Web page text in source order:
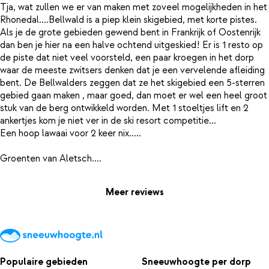
Tja, wat zullen we er van maken met zoveel mogelijkheden in het
Rhonedal....Bellwald is a piep klein skigebied, met korte pistes.
Als je de grote gebieden gewend bent in Frankrijk of Oostenrijk
dan ben je hier na een halve ochtend uitgeskied! Er is 1 resto op
de piste dat niet veel voorsteld, een paar kroegen in het dorp
waar de meeste zwitsers denken dat je een vervelende afleiding
bent. De Bellwalders zeggen dat ze het skigebied een 5-sterren
gebied gaan maken , maar goed, dan moet er wel een heel groot
stuk van de berg ontwikkeld worden. Met 1 stoeltjes lift en 2
ankertjes kom je niet ver in de ski resort competitie...
Een hoop lawaai voor 2 keer nix.....
Meer reviews
Populaire gebieden Sneeuwhoogte per dorp